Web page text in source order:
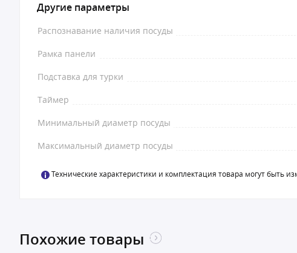
Другие параметры
Распознавание наличия посуды
Рамка панели
Подставка для турки
Таймер
Минимальный диаметр посуды
Максимальный диаметр посуды
Технические характеристики и комплектация товара могут быть
Похожие товары